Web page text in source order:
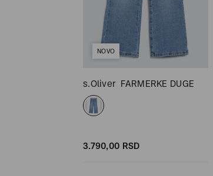
NOVO
s.Oliver FARMERKE DUGE
3.790,00 RSD